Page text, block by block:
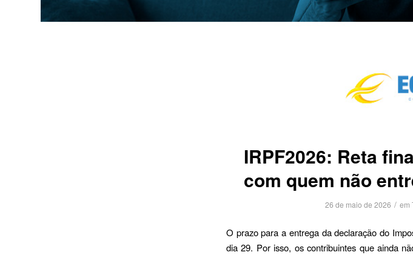
IRPF2026: Reta
com quem não
26 de maio de 2026 / em
O prazo para a entrega da declaração do
dia 29. Por isso, os contribuintes que ainda